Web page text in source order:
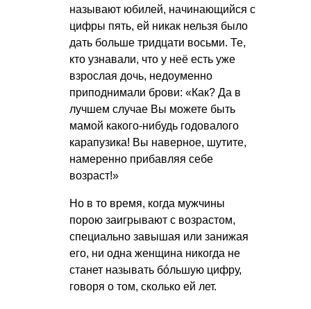
называют юбилей, начинающийся с
цифры пять, ей никак нельзя было
дать больше тридцати восьми. Те,
кто узнавали, что у неё есть уже
взрослая дочь, недоуменно
приподнимали брови: «Как? Да в
лучшем случае Вы можете быть
мамой какого-нибудь годовалого
карапузика! Вы наверное, шутите,
намеренно прибавляя себе
возраст!»
Но в то время, когда мужчины
порою заигрывают с возрастом,
специально завышая или занижая
его, ни одна женщина никогда не
станет называть бóльшую цифру,
говоря о том, сколько ей лет.